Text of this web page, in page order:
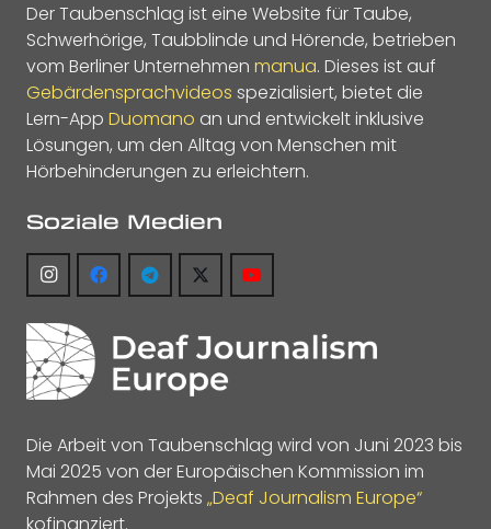
Der Taubenschlag ist eine Website für Taube,
Schwerhörige, Taubblinde und Hörende, betrieben
vom Berliner Unternehmen manua. Dieses ist auf
Gebärdensprachvideos spezialisiert, bietet die
Lern-App Duomano an und entwickelt inklusive
Lösungen, um den Alltag von Menschen mit
Hörbehinderungen zu erleichtern.
Soziale Medien
Die Arbeit von Taubenschlag wird von Juni 2023 bis
Mai 2025 von der Europäischen Kommission im
Rahmen des Projekts „Deaf Journalism Europe“